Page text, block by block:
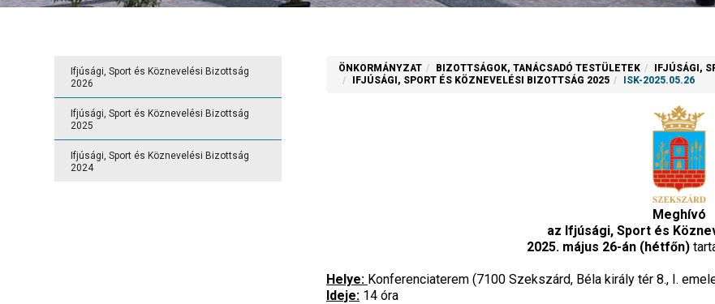
Ifjúsági, Sport és Köznevelési Bizottság
2026
Ifjúsági, Sport és Köznevelési Bizottság
2025
Ifjúsági, Sport és Köznevelési Bizottság
2024
ÖNKORMÁNYZAT BIZOTTSÁGOK, TANÁCSADÓ TESTÜLETEK
IFJÚSÁGI,
IFJÚSÁGI, SPORT ÉS KÖZNEVELÉSI BIZOTTSÁG 2025
ISK-2025.05.26
Meghívó
az Ifjúsági, Sport és
2025. május 26-án (hétfőn)
Helye: Konferenciaterem (7100 Szekszárd, Béla király tér 8., I.
Ideje: 14 óra